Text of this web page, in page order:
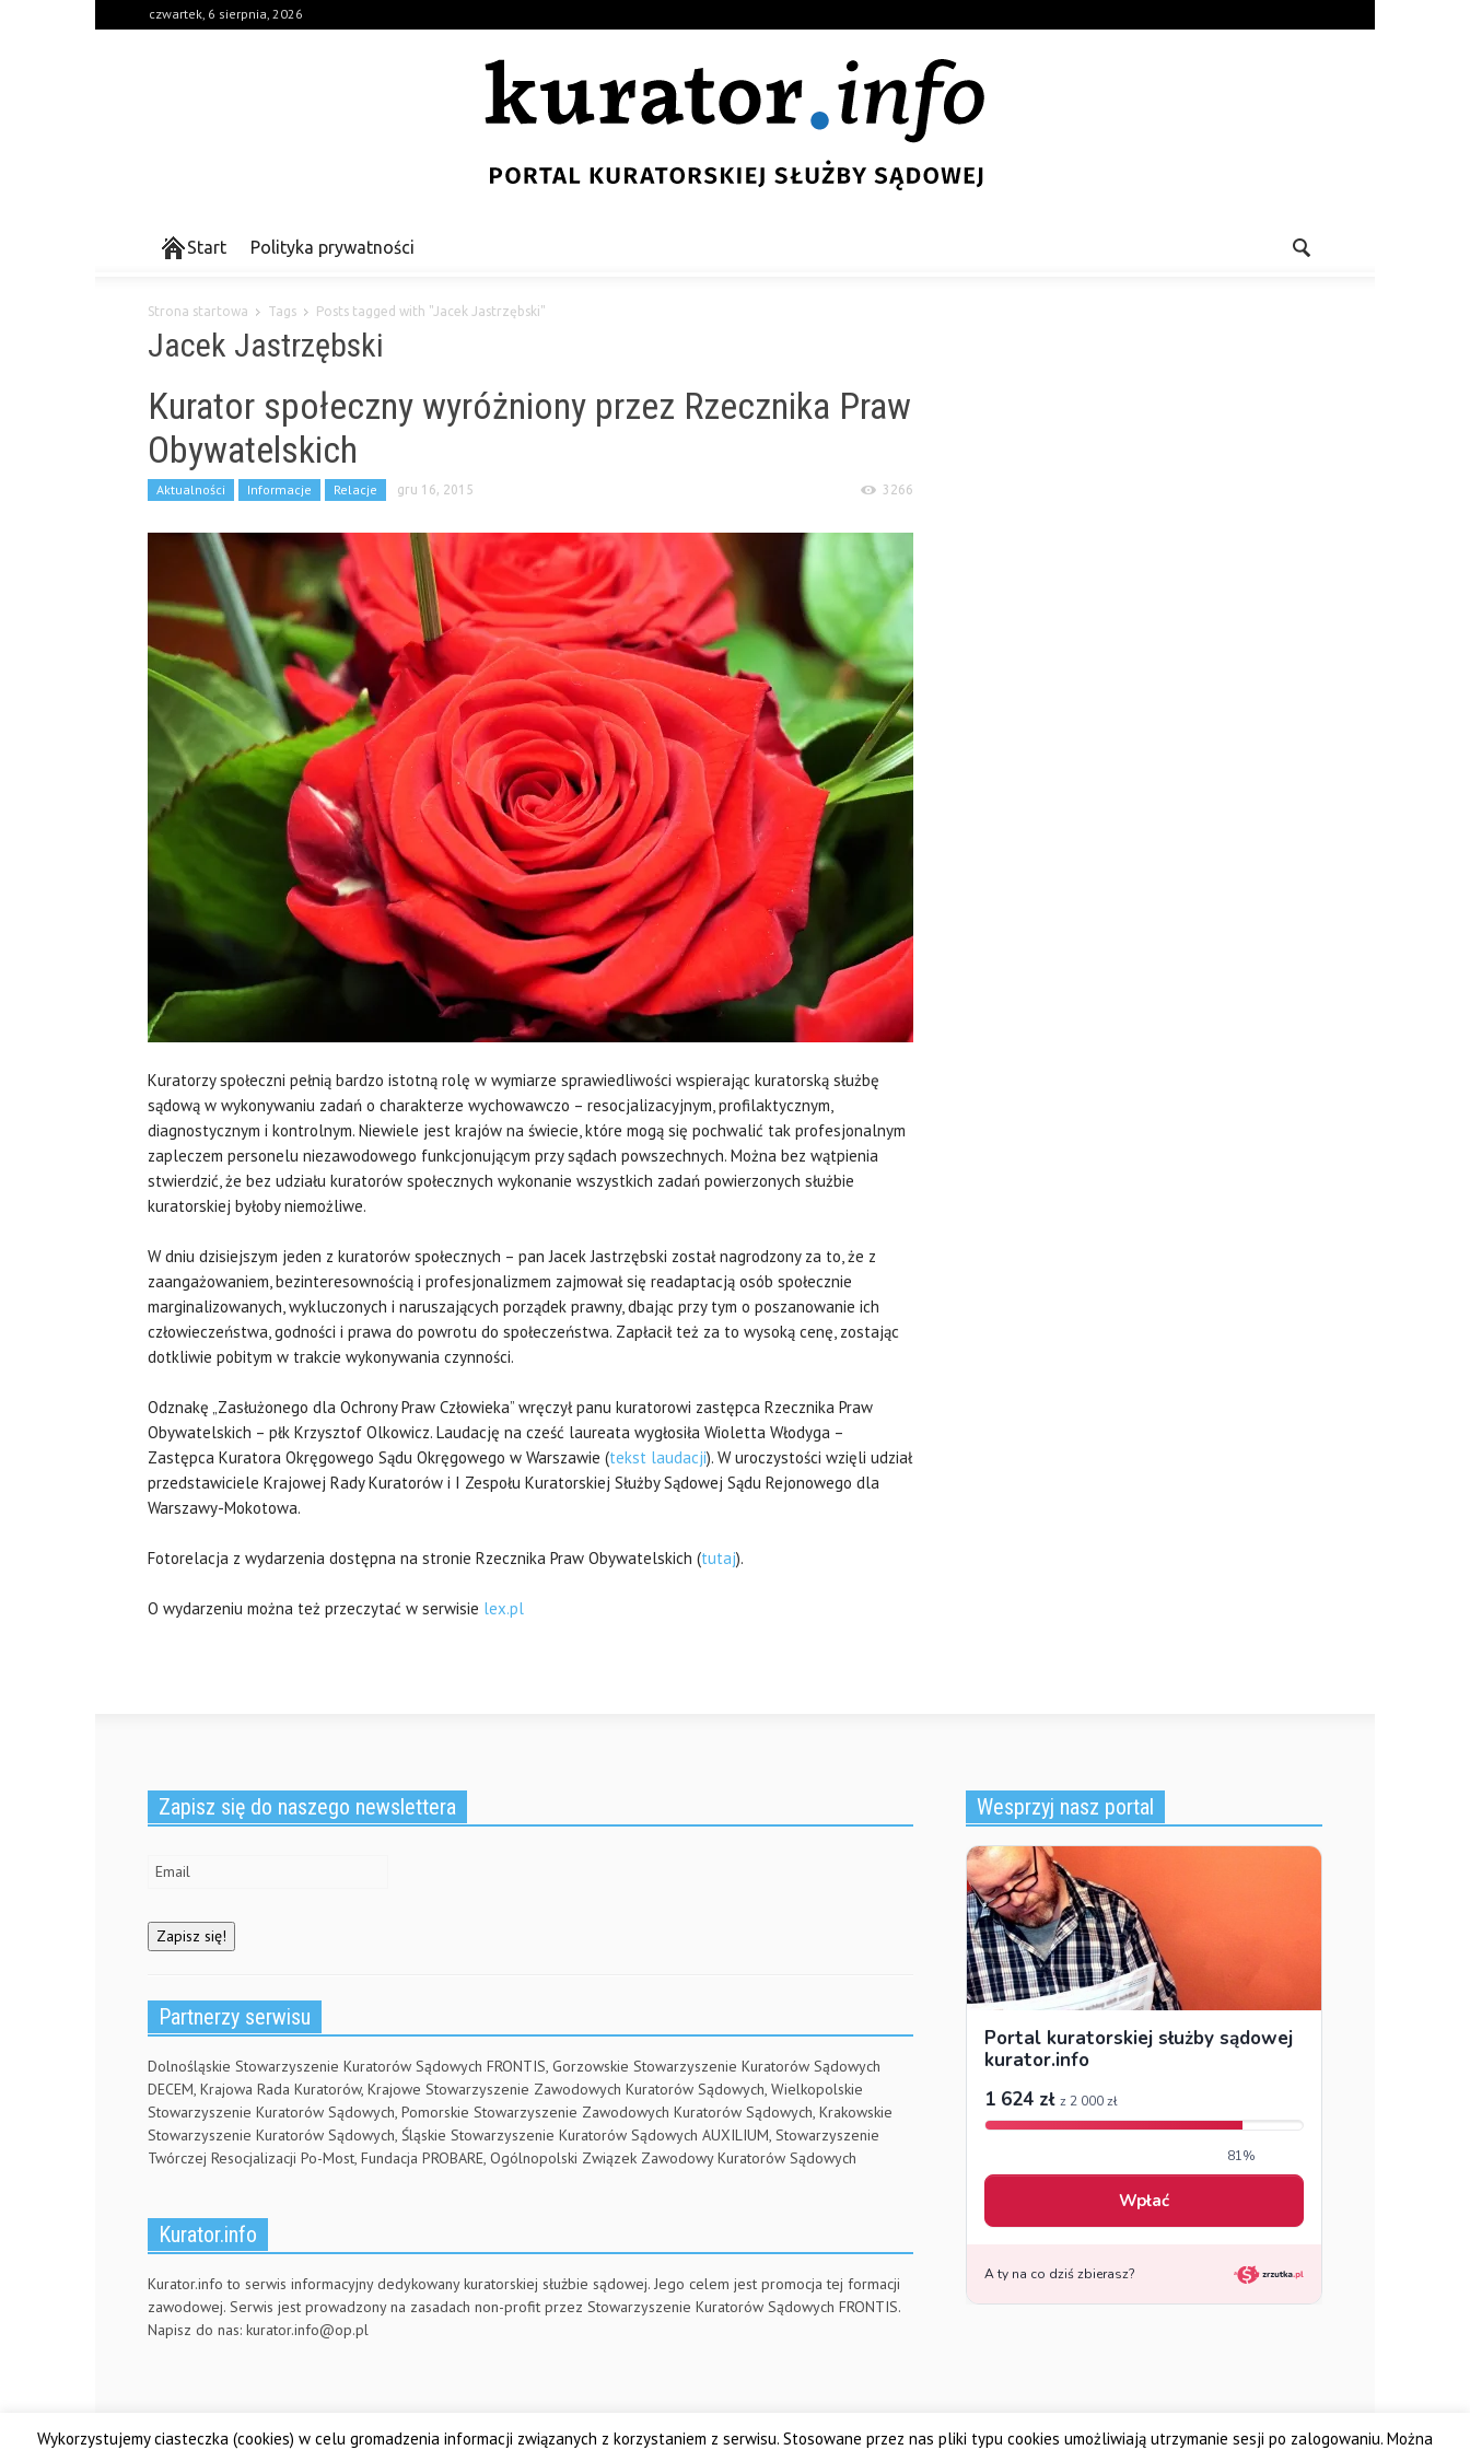
czwartek, 6 sierpnia, 2026
Start Polityka prywatności
Strona startowa Tags Posts tagged with "Jacek Jastrzębski"
Jacek Jastrzębski
Kurator społeczny wyróżniony przez Rzecznika Praw
Obywatelskich
Aktualności Informacje Relacje gru 16, 2015 3266
Kuratorzy społeczni pełnią bardzo istotną rolę w wymiarze sprawiedliwości wspierając kuratorską służbę
sądową w wykonywaniu zadań o charakterze wychowawczo – resocjalizacyjnym, profilaktycznym,
diagnostycznym i kontrolnym. Niewiele jest krajów na świecie, które mogą się pochwalić tak profesjonalnym
zapleczem personelu niezawodowego funkcjonującym przy sądach powszechnych. Można bez wątpienia
stwierdzić, że bez udziału kuratorów społecznych wykonanie wszystkich zadań powierzonych służbie
kuratorskiej byłoby niemożliwe.
W dniu dzisiejszym jeden z kuratorów społecznych – pan Jacek Jastrzębski został nagrodzony za to, że z
zaangażowaniem, bezinteresownością i profesjonalizmem zajmował się readaptacją osób społecznie
marginalizowanych, wykluczonych i naruszających porządek prawny, dbając przy tym o poszanowanie ich
człowieczeństwa, godności i prawa do powrotu do społeczeństwa. Zapłacił też za to wysoką cenę, zostając
dotkliwie pobitym w trakcie wykonywania czynności.
Odznakę „Zasłużonego dla Ochrony Praw Człowieka” wręczył panu kuratorowi zastępca Rzecznika Praw
Obywatelskich – płk Krzysztof Olkowicz. Laudację na cześć laureata wygłosiła Wioletta Włodyga –
Zastępca Kuratora Okręgowego Sądu Okręgowego w Warszawie (tekst laudacji). W uroczystości wzięli udział
przedstawiciele Krajowej Rady Kuratorów i I Zespołu Kuratorskiej Służby Sądowej Sądu Rejonowego dla
Warszawy-Mokotowa.
Fotorelacja z wydarzenia dostępna na stronie Rzecznika Praw Obywatelskich (tutaj).
O wydarzeniu można też przeczytać w serwisie lex.pl
Zapisz się do naszego newslettera
Partnerzy serwisu
Dolnośląskie Stowarzyszenie Kuratorów Sądowych FRONTIS, Gorzowskie Stowarzyszenie Kuratorów Sądowych
DECEM, Krajowa Rada Kuratorów, Krajowe Stowarzyszenie Zawodowych Kuratorów Sądowych, Wielkopolskie
Stowarzyszenie Kuratorów Sądowych, Pomorskie Stowarzyszenie Zawodowych Kuratorów Sądowych, Krakowskie
Stowarzyszenie Kuratorów Sądowych, Śląskie Stowarzyszenie Kuratorów Sądowych AUXILIUM, Stowarzyszenie
Twórczej Resocjalizacji Po-Most, Fundacja PROBARE, Ogólnopolski Związek Zawodowy Kuratorów Sądowych
Kurator.info
Kurator.info to serwis informacyjny dedykowany kuratorskiej służbie sądowej. Jego celem jest promocja tej formacji
zawodowej. Serwis jest prowadzony na zasadach non-profit przez Stowarzyszenie Kuratorów Sądowych FRONTIS.
Napisz do nas: kurator.info@op.pl
Wesprzyj nasz portal
© Made by DSKS Frontis Dolnośląskie Stowarzyszenie Kuratorów Sądowych FRONTIS Fundacja PROBARE
Wykorzystujemy ciasteczka (cookies) w celu gromadzenia informacji związanych z korzystaniem z serwisu. Stosowane przez nas pliki typu cookies umożliwiają utrzymanie sesji po zalogowaniu. Można